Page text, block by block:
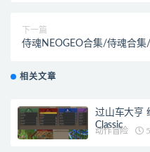
下一篇
侍魂NEOGEO合集/侍魂合集
相关文章
过山车大亨
Classic
动作冒险